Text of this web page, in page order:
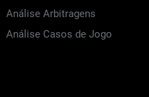
Análise Arbitragens
Análise Casos de Jogo